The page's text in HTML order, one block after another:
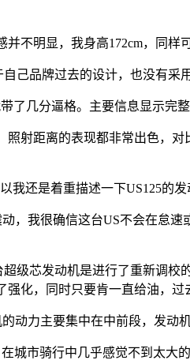
不明显，我身高172cm，同样
品牌过去的设计，也没有采
几分逼格。主要信息显示完整
距离的表现都非常出色，对
还是着重描述一下US125的发
我很确信这台US不会在怠速
芯发动机是进行了重新调校
化，同时只要肯一直给油，过
力主要集中在中前段，发动机
市骑行中几乎感觉不到太大